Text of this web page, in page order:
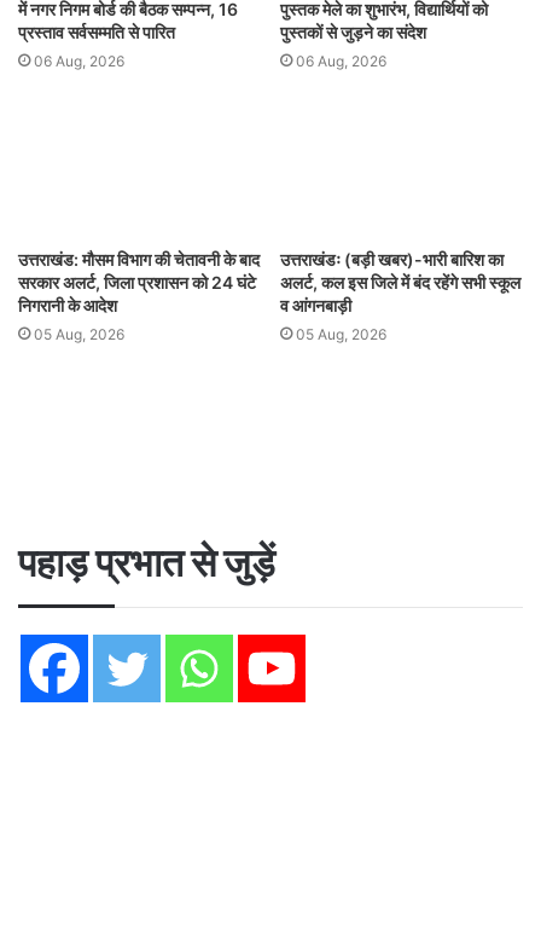
में नगर निगम बोर्ड की बैठक सम्पन्न, 16
प्रस्ताव सर्वसम्मति से पारित
06 Aug, 2026
पुस्तक मेले का शुभारंभ, विद्यार्थियों को
पुस्तकों से जुड़ने का संदेश
06 Aug, 2026
उत्तराखंड: मौसम विभाग की चेतावनी के बाद
सरकार अलर्ट, जिला प्रशासन को 24 घंटे
निगरानी के आदेश
05 Aug, 2026
उत्तराखंडः (बड़ी खबर)-भारी बारिश का
अलर्ट, कल इस जिले में बंद रहेंगे सभी स्कूल
व आंगनबाड़ी
05 Aug, 2026
पहाड़ प्रभात से जुड़ें